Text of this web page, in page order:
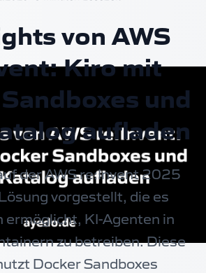
von AWS
Kiro mit
und
aufladen
der AWS re:Invent 2025
vorgestellt, die es
ermöglicht, KI-Agenten in
zu betreiben. Diese
Docker Sandboxes